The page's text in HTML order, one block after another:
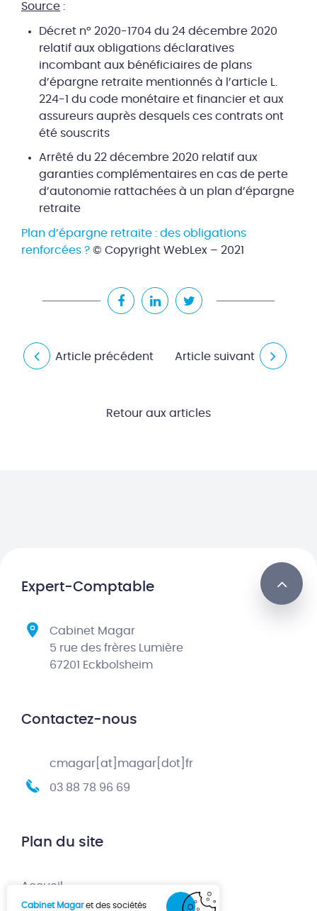
Source :
Décret n° 2020-1704 du 24 décembre 2020
relatif aux obligations déclaratives
incombant aux bénéficiaires de plans
d’épargne retraite mentionnés à l’article L.
224-1 du code monétaire et financier et aux
assureurs auprès desquels ces contrats ont
été souscrits
Arrêté du 22 décembre 2020 relatif aux
garanties complémentaires en cas de perte
d’autonomie rattachées à un plan d’épargne
retraite
Plan d’épargne retraite : des obligations
renforcées ? © Copyright WebLex – 2021
Article précédent Article suivant
Retour aux articles
Expert-Comptable
Cabinet Magar
5 rue des frères Lumière
67201 Eckbolsheim
Contactez-nous
cmagar[at]magar[dot]fr
03 88 78 96 69
Plan du site
Accueil
Cabinet Magaret des sociétés